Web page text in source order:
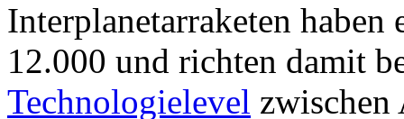
Interplanetarraketen haben
12.000 und richten damit
Technologielevel